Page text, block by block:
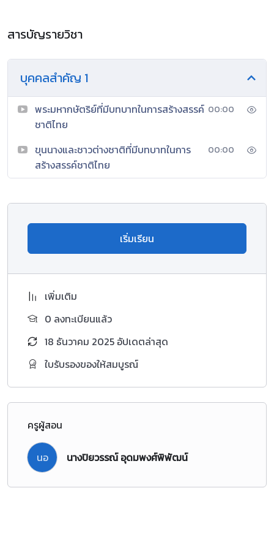
สารบัญรายวิชา
บุคคลสำคัญ 1
พระมหากษัตริย์ที่มีบทบาทในการสร้างสรรค์
ชาติไทย
00:00
ขุนนางและชาวต่างชาติที่มีบทบาทในการ
สร้างสรรค์ชาติไทย
00:00
เริ่มเรียน
เพิ่มเติม
0 ลงทะเบียนแล้ว
18 ธันวาคม 2025 อัปเดตล่าสุด
ใบรับรองของให้สมบูรณ์
ครูผู้สอน
นอ นางปิยวรรณ์ อุดมพงศ์พิพัฒน์